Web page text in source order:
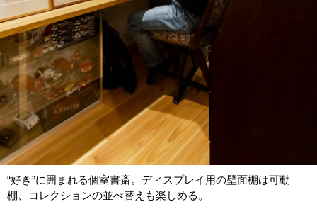
“好き”に囲まれる個室書斎。ディスプレイ用の壁面棚は可動
棚、コレクションの並べ替えも楽しめる。